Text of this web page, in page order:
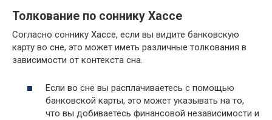
Толкование по соннику Хассе
Согласно соннику Хассе, если вы видите банковскую
карту во сне, это может иметь различные толкования в
зависимости от контекста сна.
Если во сне вы расплачиваетесь с помощью
банковской карты, это может указывать на то,
что вы добиваетесь финансовой независимости и